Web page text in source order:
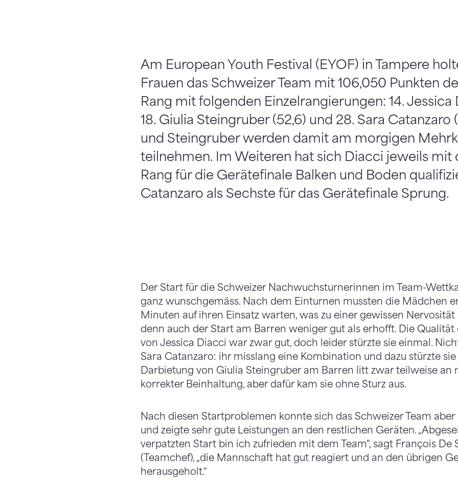
Am European Youth Festival (EYOF) in Tampere
Frauen das Schweizer Team mit 106,050 Punkten
Rang mit folgenden Einzelrangierungen: 14. Jessica
18. Giulia Steingruber (52,6) und 28. Sara Catanzaro
und Steingruber werden damit am morgigen
teilnehmen. Im Weiteren hat sich Diacci jeweils mit
Rang für die Gerätefinale Balken und Boden
Catanzaro als Sechste für das Gerätefinale Sprung.
Der Start für die Schweizer Nachwuchsturnerinnen im Team-
ganz wunschgemäss. Nach dem Einturnen mussten die Mädchen
Minuten auf ihren Einsatz warten, was zu einer gewissen Nervosität
denn auch der Start am Barren weniger gut als erhofft. Die
von Jessica Diacci war zwar gut, doch leider stürzte sie einmal.
Sara Catanzaro: ihr misslang eine Kombination und dazu stürzte
Darbietung von Giulia Steingruber am Barren litt zwar teilweise an
korrekter Beinhaltung, aber dafür kam sie ohne Sturz aus.
Nach diesen Startproblemen konnte sich das Schweizer Team
und zeigte sehr gute Leistungen an den restlichen Geräten.
verpatzten Start bin ich zufrieden mit dem Team“, sagt François De
(Teamchef), „die Mannschaft hat gut reagiert und an den übrigen
herausgeholt.“